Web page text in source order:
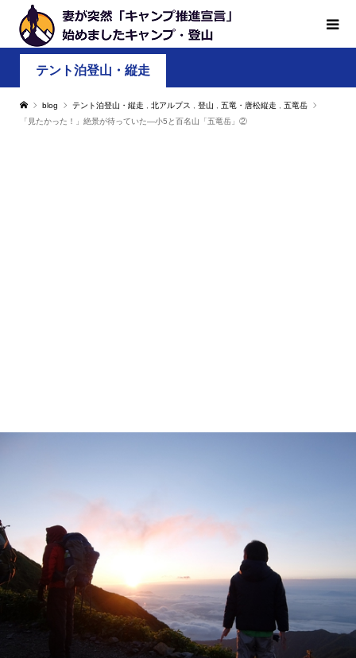
テント泊登山・縦走
blog テント泊登山・縦走 北アルプス 登山 五竜・唐松縦走
五竜岳
「見たかった！」絶景が待っていた―小5と百名山「五竜岳」②